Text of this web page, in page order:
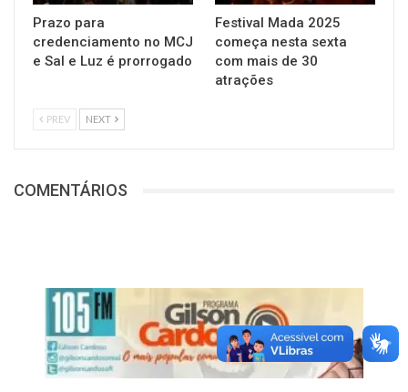
Prazo para
credenciamento no MCJ
e Sal e Luz é prorrogado
Festival Mada 2025
começa nesta sexta
com mais de 30
atrações
PREV NEXT
COMENTÁRIOS